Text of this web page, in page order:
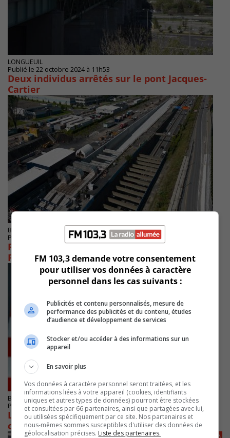
LONGUEUIL
Publié le 22 octobre 2024 à 11h53
Deux individus arrêtés sur le pont Jacques-
Cartier
BOUCHERVILLE
Publié le 5 septembre 2024 à 11h44
Fermeture du tunnel Louis-Hippolyte-La
Fontaine les 6 et 7 septembre
BOUCHERVILLE
Publié le 16 juillet 2024 à 09h25
L’A 25 ferme de nuit dans les deux directions
cette semaine
FM 103,3 demande votre consentement
pour utiliser vos données à caractère
personnel dans les cas suivants :
Publicités et contenu personnalisés, mesure de
performance des publicités et du contenu, études
d’audience et développement de services
Stocker et/ou accéder à des informations sur un
appareil
En savoir plus
Vos données à caractère personnel seront traitées, et les
informations liées à votre appareil (cookies, identifiants
uniques et autres types de données) pourront être stockées
et consultées par 66 partenaires, ainsi que partagées avec lui,
ou utilisées spécifiquement par ce site. Nos partenaires et
nous-mêmes sommes susceptibles d'utiliser des données de
géolocalisation précises. Liste des partenaires.